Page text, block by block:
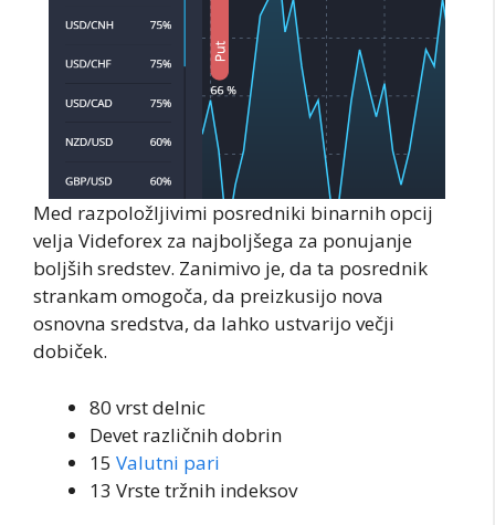
Med razpoložljivimi posredniki binarnih opcij
velja Videforex za najboljšega za ponujanje
boljših sredstev. Zanimivo je, da ta posrednik
strankam omogoča, da preizkusijo nova
osnovna sredstva, da lahko ustvarijo večji
dobiček.
80 vrst delnic
Devet različnih dobrin
15 Valutni pari
13 Vrste tržnih indeksov